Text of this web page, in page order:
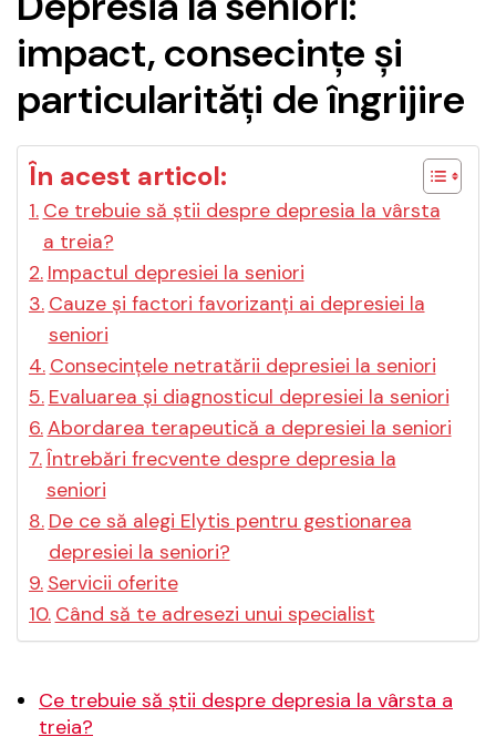
impact, consecințe și
particularități de îngrijire
În acest articol:
Ce trebuie să știi despre depresia la vârsta
a treia?
Impactul depresiei la seniori
Cauze și factori favorizanți ai depresiei la
seniori
Consecințele netratării depresiei la seniori
Evaluarea și diagnosticul depresiei la seniori
Abordarea terapeutică a depresiei la seniori
Întrebări frecvente despre depresia la
seniori
De ce să alegi Elytis pentru gestionarea
depresiei la seniori?
Servicii oferite
Când să te adresezi unui specialist
Ce trebuie să știi despre depresia la vârsta a
treia?